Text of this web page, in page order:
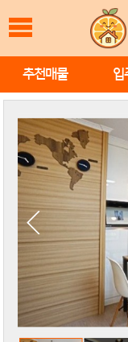
추천매물 입